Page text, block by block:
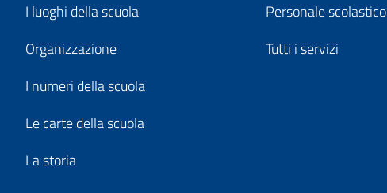
I luoghi della scuola
Organizzazione
I numeri della scuola
Le carte della scuola
La storia
Personale scolastico
Tutti i servizi